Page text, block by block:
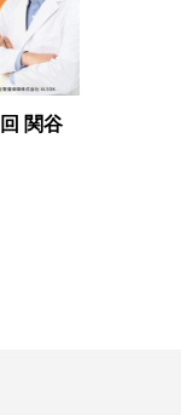
関谷